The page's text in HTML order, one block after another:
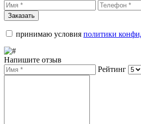
Заказать
принимаю условия политики
Напишите отзыв
Рейтинг